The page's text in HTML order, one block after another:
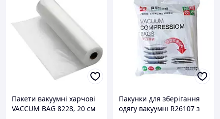
Пакети вакуумні харчові
VACCUM BAG 8228, 20 см
Пакунки для зберігання
одягу вакуумні R26107 з